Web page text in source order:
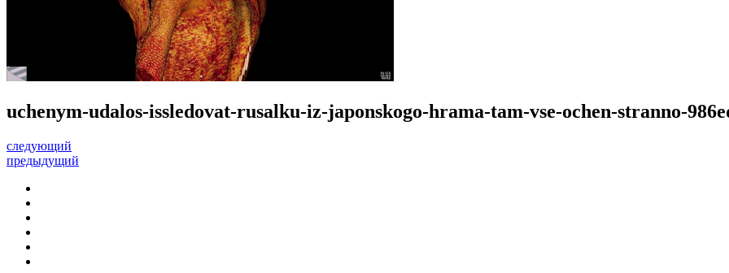
uchenym-udalos-issledovat-rusalku-iz-japonskogo-hrama-tam-vse-ochen-stranno-
следующий
предыдущий